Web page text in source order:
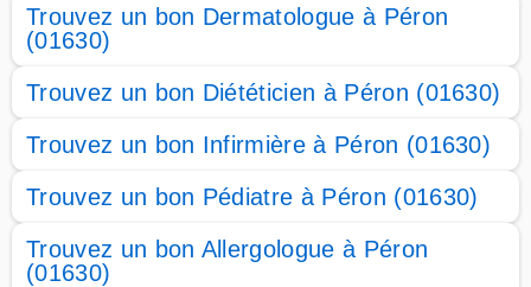
Trouvez un bon Dermatologue à Péron
(01630)
Trouvez un bon Diététicien à Péron (01630)
Trouvez un bon Infirmière à Péron (01630)
Trouvez un bon Pédiatre à Péron (01630)
Trouvez un bon Allergologue à Péron
(01630)